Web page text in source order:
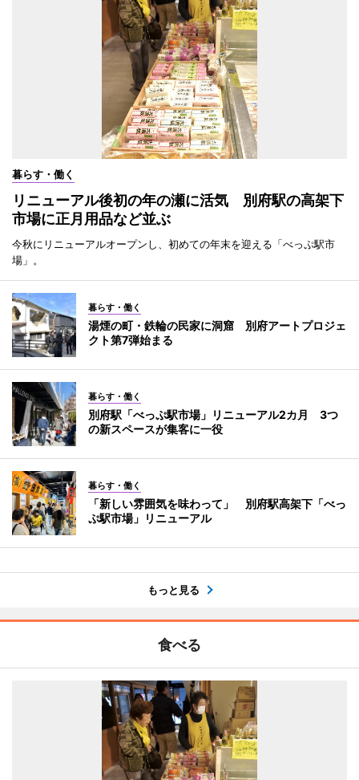
暮らす・働く
リニューアル後初の年の瀬に活気 別府駅の高架下
市場に正月用品など並ぶ
今秋にリニューアルオープンし、初めての年末を迎える「べっぷ駅市
場」。
暮らす・働く
湯煙の町・鉄輪の民家に洞窟 別府アートプロジェ
クト第7弾始まる
暮らす・働く
別府駅「べっぷ駅市場」リニューアル2カ月 3つ
の新スペースが集客に一役
暮らす・働く
「新しい雰囲気を味わって」 別府駅高架下「べっ
ぷ駅市場」リニューアル
もっと見る
食べる